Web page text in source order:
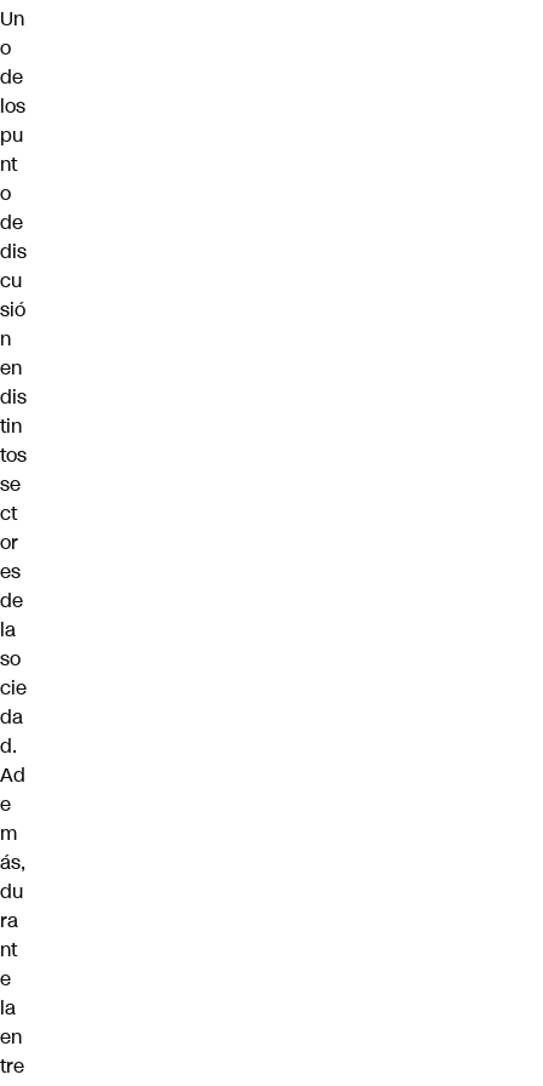
Un
o
de
los
pu
nt
o
de
dis
cu
sió
n
en
dis
tin
tos
se
ct
or
es
de
la
so
cie
da
d.
Ad
e
m
ás,
du
ra
nt
e
la
en
tre